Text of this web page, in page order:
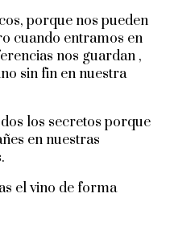
porque nos pueden
cuando entramos en
nos guardan ,
sin fin en nuestra
los secretos porque
en nuestras
el vino de forma